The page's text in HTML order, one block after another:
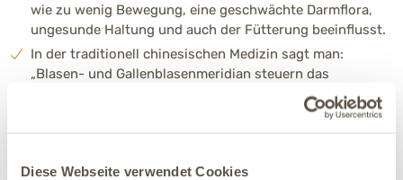
Diese Webseite verwendet Cookies
wie zu wenig Bewegung, eine geschwächte Darmflora,
ungesunde Haltung und auch der Fütterung beeinflusst.
In der traditionell chinesischen Medizin sagt man:
„Blasen- und Gallenblasenmeridian steuern das
Hüftgelenk.“ Eine intakte Darmgesundheit kann ebenfalls
eine wichtige Rolle für diese Meridiane spielen.
des Hüftbandes, der Gelenkkapsel, der anliegenden